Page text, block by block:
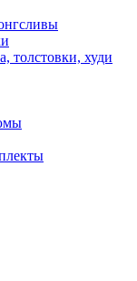
толстовки, худи